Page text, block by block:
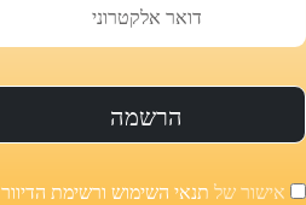
אישור של תנאי השימוש ורשימת הדיוור